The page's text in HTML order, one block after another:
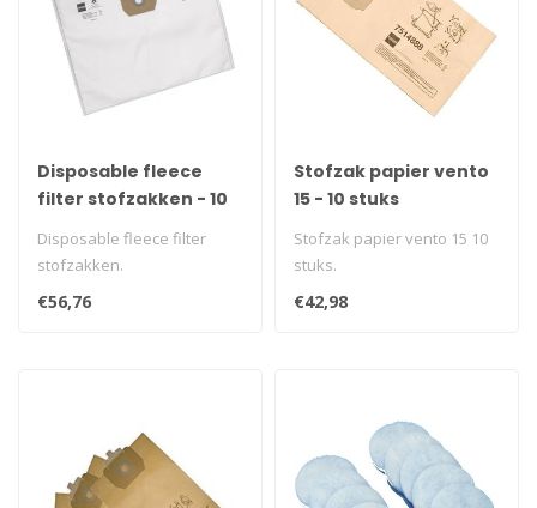
Disposable fleece
filter stofzakken - 10
Disposable fleece filter
stofzakken.
€56,76
Stofzak papier vento
15 - 10 stuks
Stofzak papier vento 15 10
stuks.
€42,98